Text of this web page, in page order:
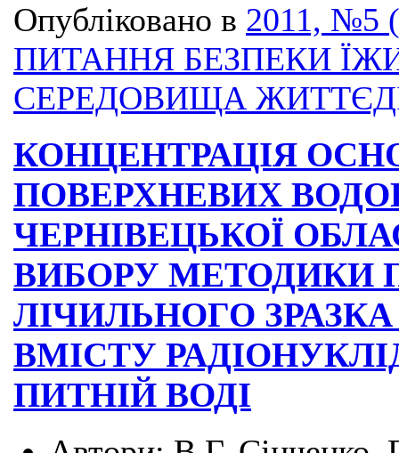
Опубліковано в 2011, №5
ПИТАННЯ БЕЗПЕКИ
СЕРЕДОВИЩА
КОНЦЕНТРАЦІЯ
ПОВЕРХНЕВИХ
ЧЕРНІВЕЦЬКОЇ
ВИБОРУ МЕТОДИКИ
ЛІЧИЛЬНОГО
ВМІСТУ
ПИТНІЙ ВОДІ